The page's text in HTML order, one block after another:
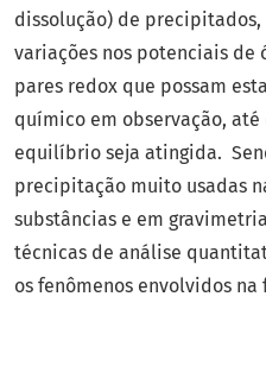
dissolução) de
variações nos potenciais de
pares redox que possam
químico em observação,
equilíbrio seja atingida.
precipitação muito usadas
substâncias e em
técnicas de análise
os fenômenos envolvidos